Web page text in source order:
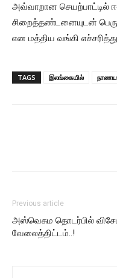
அவ்வாறான செயற்பாட்டில்
சிறைத்தண்டனையுடன்
என மத்திய வங்கி
TAGS இலங்கையில்
Previous article
அஸ்வெசும தொடர்பில்
வேலைத்திட்டம்..!